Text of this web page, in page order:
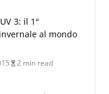
3: nuovi
HP per
difficili
9 min read